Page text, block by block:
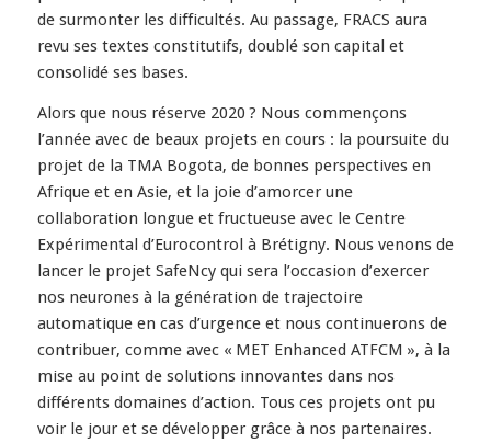
de surmonter les difficultés. Au passage, FRACS aura
revu ses textes constitutifs, doublé son capital et
consolidé ses bases.
Alors que nous réserve 2020 ? Nous commençons
l’année avec de beaux projets en cours : la poursuite du
projet de la TMA Bogota, de bonnes perspectives en
Afrique et en Asie, et la joie d’amorcer une
collaboration longue et fructueuse avec le Centre
Expérimental d’Eurocontrol à Brétigny. Nous venons de
lancer le projet SafeNcy qui sera l’occasion d’exercer
nos neurones à la génération de trajectoire
automatique en cas d’urgence et nous continuerons de
contribuer, comme avec « MET Enhanced ATFCM », à la
mise au point de solutions innovantes dans nos
différents domaines d’action. Tous ces projets ont pu
voir le jour et se développer grâce à nos partenaires.